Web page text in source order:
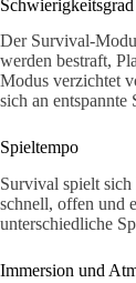
Schwierigkeitsgrad
Der Survival-
werden bestraft,
Modus verzichtet
sich an entspannte
Spieltempo
Survival spielt sich
schnell, offen und
unterschiedliche
Immersion und